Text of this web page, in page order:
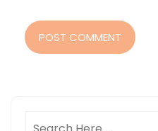
POST COMMENT